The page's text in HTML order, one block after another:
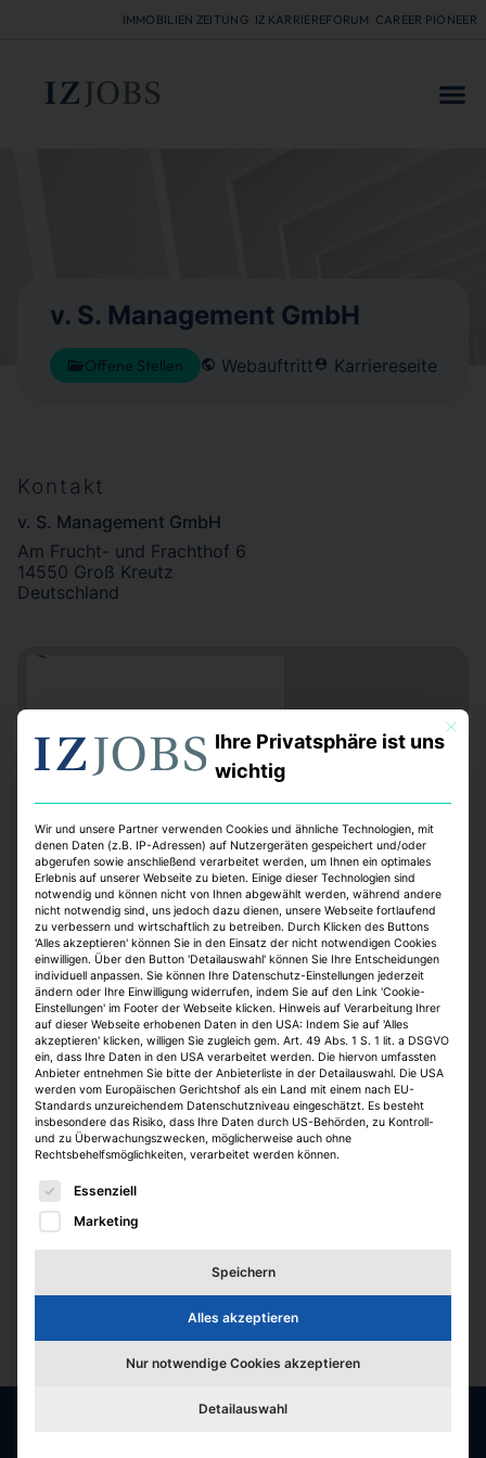
IMMOBILIEN ZEITUNG IZ KARRIEREFORUM CAREER PIONEER
v. S. Management GmbH
Offene Stellen Webauftritt Karriereseite
Kontakt
v. S. Management GmbH
Am Frucht- und Frachthof 6
14550 Groß Kreutz
Deutschland
Aktuelle Stellen des
Unternehmens
Derzeit hat das Unternehmen keine Stellenangebote
Mit
Ihre Privatsphäre ist uns
wichtig
Wir und unsere Partner verwenden Cookies und ähnliche Technologien, mit
denen Daten (z.B. IP-Adressen) auf Nutzergeräten gespeichert und/oder
abgerufen sowie anschließend verarbeitet werden, um Ihnen ein optimales
Erlebnis auf unserer Webseite zu bieten. Einige dieser Technologien sind
notwendig und können nicht von Ihnen abgewählt werden, während andere
nicht notwendig sind, uns jedoch dazu dienen, unsere Webseite fortlaufend
zu verbessern und wirtschaftlich zu betreiben. Durch Klicken des Buttons
'Alles akzeptieren' können Sie in den Einsatz der nicht notwendigen Cookies
einwilligen. Über den Button 'Detailauswahl' können Sie Ihre Entscheidungen
individuell anpassen. Sie können Ihre Datenschutz-Einstellungen jederzeit
ändern oder Ihre Einwilligung widerrufen, indem Sie auf den Link 'Cookie-
Einstellungen' im Footer der Webseite klicken. Hinweis auf Verarbeitung Ihrer
auf dieser Webseite erhobenen Daten in den USA: Indem Sie auf 'Alles
akzeptieren' klicken, willigen Sie zugleich gem. Art. 49 Abs. 1 S. 1 lit. a DSGVO
ein, dass Ihre Daten in den USA verarbeitet werden. Die hiervon umfassten
Anbieter entnehmen Sie bitte der Anbieterliste in der Detailauswahl. Die USA
werden vom Europäischen Gerichtshof als ein Land mit einem nach EU-
Standards unzureichendem Datenschutzniveau eingeschätzt. Es besteht
insbesondere das Risiko, dass Ihre Daten durch US-Behörden, zu Kontroll-
und zu Überwachungszwecken, möglicherweise auch ohne
Rechtsbehelfsmöglichkeiten, verarbeitet werden können.
Es folgt eine Liste der Service-Gruppen, für die eine
Essenziell
Marketing
Speichern
Alles akzeptieren
Nur notwendige Cookies akzeptieren
Detailauswahl